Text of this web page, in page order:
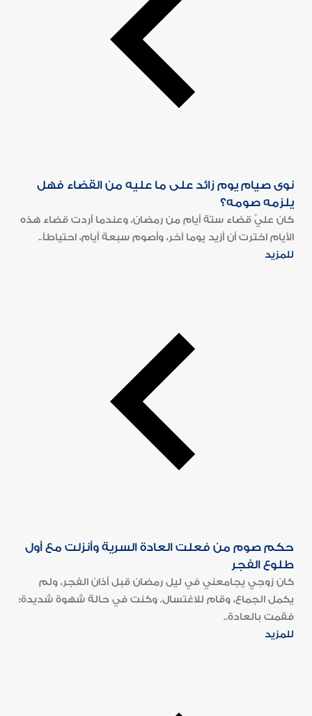
نوى صيام يوم زائد على ما عليه من القضاء فهل
يلزمه صومه؟
كان عليَّ قضاء ستة أيام من رمضان، وعندما أردت قضاء هذه
الأيام اخترت أن أزيد يوما آخر، وأصوم سبعة أيام، احتياطاً..
للمزيد
حكم صوم من فعلت العادة السرية وأنزلت مع أول
طلوع الفجر
كان زوجي يجامعني في ليل رمضان قبل أذان الفجر، ولم
يكمل الجماع، وقام للاغتسال. وكنت في حالة شهوة شديدة؛
فقمت بالعادة..
للمزيد